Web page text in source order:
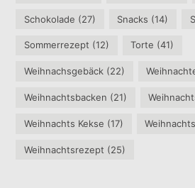
Schokolade (27) Snacks (14)
Sommerrezept (12) Torte (41)
Weihnachsgebäck (22)
Weihnachtsbacken (21)
Weihnachts Kekse (17)
Weihnachtsrezept (25)